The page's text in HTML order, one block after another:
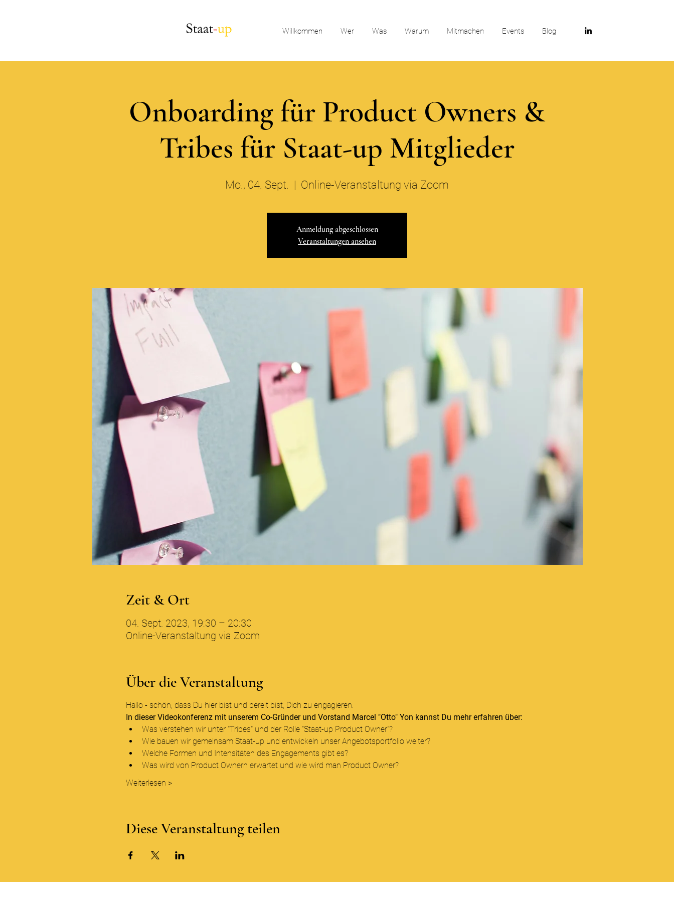
Willkommen Wer Was Warum Mitmachen Events Blog
Onboarding für Product Owners &
Tribes für Staat-up Mitglieder
Mo., 04. Sept.
  |
Online-Veranstaltung via Zoom
Anmeldung abgeschlossen
Veranstaltungen ansehen
Zeit & Ort
04. Sept. 2023, 19:30 – 20:30
Online-Veranstaltung via Zoom
Über die Veranstaltung
Hallo - schön, dass Du hier bist und bereit bist, Dich zu engagieren.
In dieser Videokonferenz mit unserem Co-Gründer und Vorstand Marcel "Otto" Yon kannst Du mehr erfahren über:
Was verstehen wir unter "Tribes" und der Rolle "Staat-up Product Owner"?
Wie bauen wir gemeinsam Staat-up und entwickeln unser Angebotsportfolio weiter?
Welche Formen und Intensitäten des Engagements gibt es?
Was wird von Product Ownern erwartet und wie wird man Product Owner?
Weiterlesen >
Diese Veranstaltung teilen